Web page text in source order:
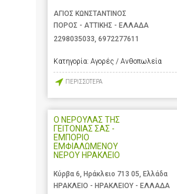
ΑΓΙΟΣ ΚΩΝΣΤΑΝΤΙΝΟΣ
ΠΟΡΟΣ - ΑΤΤΙΚΗΣ - ΕΛΛΑΔΑ
2298035033 6972277611
Κατηγορία: Αγορές / Ανθοπωλεία
ΠΕΡΙΣΣΟΤΕΡΑ
Ο ΝΕΡΟΥΛΑΣ ΤΗΣ
ΓΕΙΤΟΝΙΑΣ ΣΑΣ -
ΕΜΠΟΡΙΟ
ΕΜΦΙΑΛΩΜΕΝΟΥ
ΝΕΡΟΥ ΗΡΑΚΛΕΙΟ
Κύρβα 6, Ηράκλειο 713 05, Ελλάδα
ΗΡΑΚΛΕΙΟ - ΗΡΑΚΛΕΙΟΥ - ΕΛΛΑΔΑ